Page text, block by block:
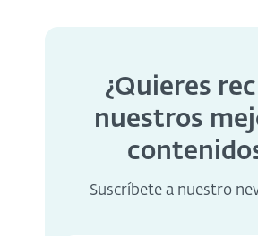
¿Quieres
nuestros
Suscríbete a nuestro